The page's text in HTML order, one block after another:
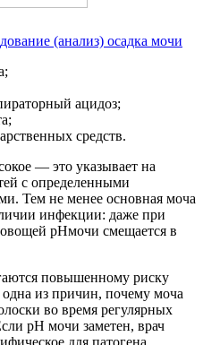
(анализ) осадка мочи
ацидоз;
средств.
— это указывает на
с определенными
Тем не менее основная моча
инфекции: даже при
pHмочи смещается в
повышенному риску
из причин, почему моча
во время регулярных
рН мочи заметен, врач
для патогена